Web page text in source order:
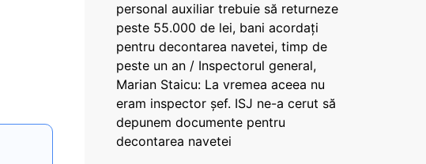
personal auxiliar trebuie să returneze
peste 55.000 de lei, bani acordați
pentru decontarea navetei, timp de
peste un an / Inspectorul general,
Marian Staicu: La vremea aceea nu
eram inspector șef. ISJ ne-a cerut să
depunem documente pentru
decontarea navetei